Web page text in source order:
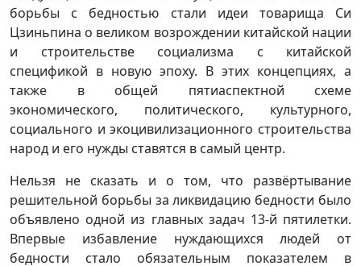
борьбы с бедностью стали идеи товарища Си
Цзиньпина о великом возрождении китайской нации
и строительстве социализма с китайской
спецификой в новую эпоху. В этих концепциях, а
также в общей пятиаспектной схеме
экономического, политического, культурного,
социального и экоцивилизационного строительства
народ и его нужды ставятся в самый центр.
Нельзя не сказать и о том, что развёртывание
решительной борьбы за ликвидацию бедности было
объявлено одной из главных задач 13-й пятилетки.
Впервые избавление нуждающихся людей от
бедности стало обязательным показателем в